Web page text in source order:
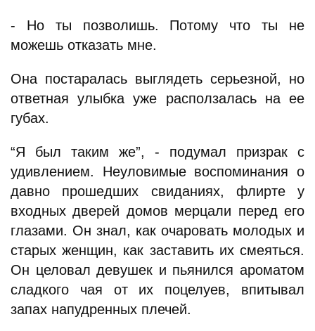
- Но ты позволишь. Потому что ты не
можешь отказать мне.
Она постаралась выглядеть серьезной, но
ответная улыбка уже расползалась на ее
губах.
“Я был таким же”, - подумал призрак с
удивлением. Неуловимые воспоминания о
давно прошедших свиданиях, флирте у
входных дверей домов мерцали перед его
глазами. Он знал, как очаровать молодых и
старых женщин, как заставить их смеяться.
Он целовал девушек и пьянился ароматом
сладкого чая от их поцелуев, впитывал
запах напудренных плечей.